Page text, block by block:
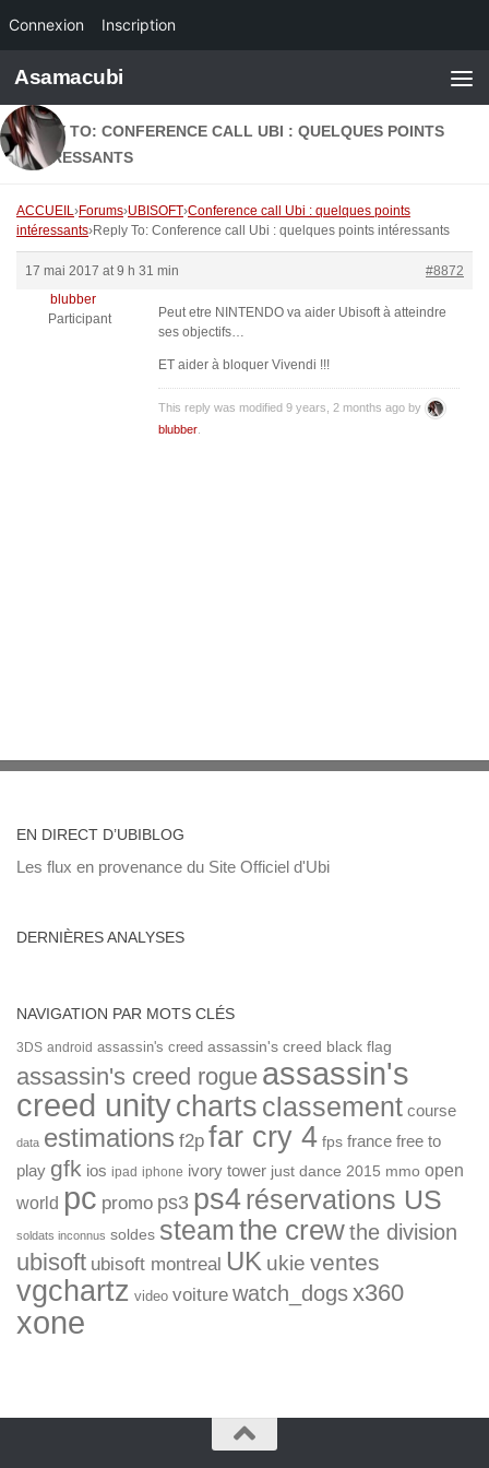
Connexion Inscription
Skip to content
Asamacubi
REPLY TO: CONFERENCE CALL UBI : QUELQUES POINTS
INTÉRESSANTS
ACCUEIL›Forums›UBISOFT›Conference call Ubi : quelques points
intéressants›Reply To: Conference call Ubi : quelques points intéressants
17 mai 2017 at 9 h 31 min
#8872
blubber
Participant
Peut etre NINTENDO va aider Ubisoft à atteindre
ses objectifs…
ET aider à bloquer Vivendi !!!
This reply was modified 9 years, 2 months ago by
blubber
EN DIRECT D’UBIBLOG
Les flux en provenance du Site Officiel d'Ubi
DERNIÈRES ANALYSES
NAVIGATION PAR MOTS CLÉS
3DS android assassin's creed assassin's creed black flag
assassin's creed rogue assassin's
creed unitycharts classement course
data estimations f2p far cry 4 fps france free to
play gfk ios ipad iphone ivory tower just dance 2015 mmo open
world pc promo ps3 ps4réservations US
soldats inconnus soldes steamthe crewthe division
ubisoft ubisoft montreal UK ukie ventes
vgchartz video voiture watch_dogsx360
xone